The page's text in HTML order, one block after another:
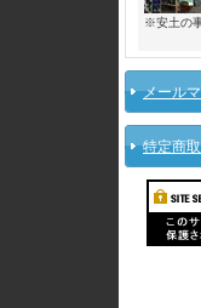
※安土の
メール
特定商